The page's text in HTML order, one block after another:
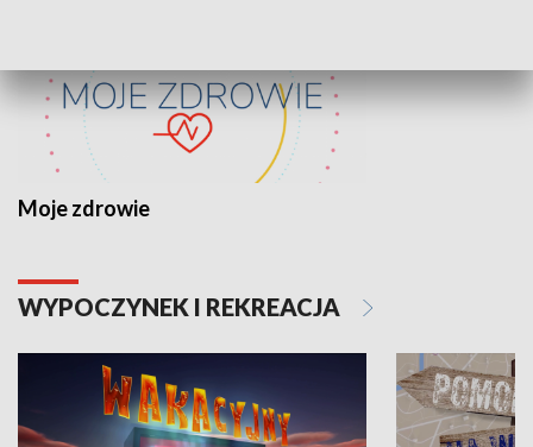
Moje zdrowie
WYPOCZYNEK I REKREACJA